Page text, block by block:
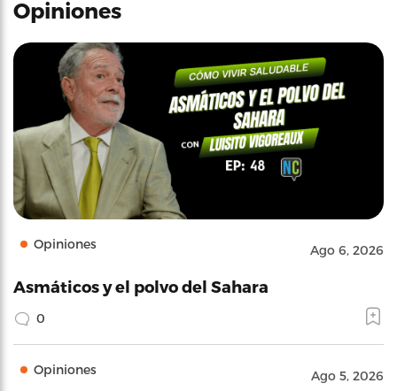
Opiniones
Opiniones Ago 6, 2026
Asmáticos y el polvo del Sahara
0
Opiniones Ago 5, 2026